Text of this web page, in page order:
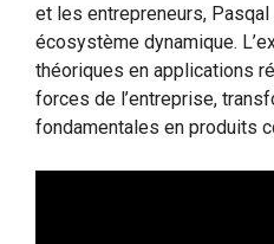
et les entrepreneurs,
écosystème dynamique.
théoriques en applications
forces de l’entreprise,
fondamentales en produits